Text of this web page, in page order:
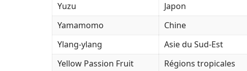
Yuzu Japon
Yamamomo
Chine
Ylang-ylang
Asie du Sud-Est
Yellow Passion Fruit
Régions tropicales